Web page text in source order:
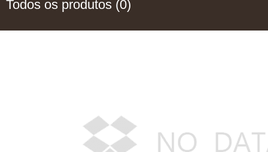
Todos os produtos (0)